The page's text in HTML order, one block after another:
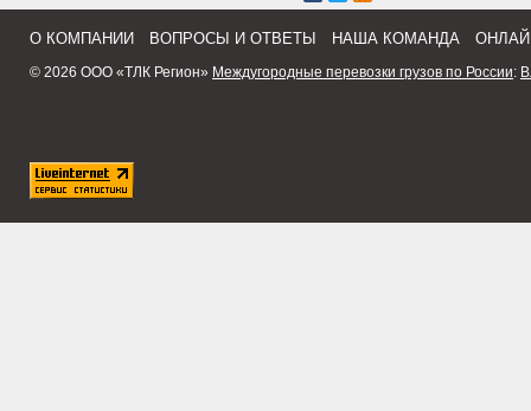
О КОМПАНИИ ВОПРОСЫ И ОТВЕТЫ НАША КОМАНДА
© 2026 ООО «ТЛК Регион» Междугородные перевозки грузов по России: